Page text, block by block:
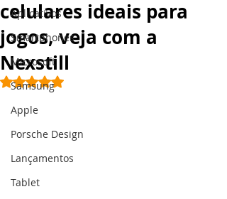
Aplicativos
Smartphones
Microsoft
Samsung
Apple
Porsche Design
Lançamentos
Tablet
celulares ideais para
jogos, veja com a
Nexstill
Avaliado com NaN de 5 estrelas.